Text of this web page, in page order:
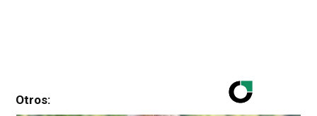
Otros: